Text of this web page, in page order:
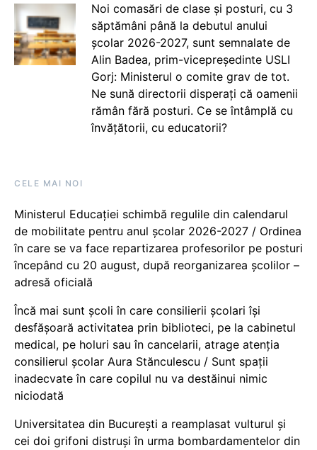
Noi comasări de clase și posturi, cu 3
săptămâni până la debutul anului
școlar 2026-2027, sunt semnalate de
Alin Badea, prim-vicepreședinte USLI
Gorj: Ministerul o comite grav de tot.
Ne sună directorii disperați că oamenii
rămân fără posturi. Ce se întâmplă cu
învățătorii, cu educatorii?
CELE MAI NOI
Ministerul Educației schimbă regulile din calendarul
de mobilitate pentru anul școlar 2026-2027 / Ordinea
în care se va face repartizarea profesorilor pe posturi
începând cu 20 august, după reorganizarea școlilor –
adresă oficială
Încă mai sunt școli în care consilierii școlari își
desfășoară activitatea prin biblioteci, pe la cabinetul
medical, pe holuri sau în cancelarii, atrage atenția
consilierul școlar Aura Stănculescu / Sunt spații
inadecvate în care copilul nu va destăinui nimic
niciodată
Universitatea din București a reamplasat vulturul și
cei doi grifoni distruși în urma bombardamentelor din